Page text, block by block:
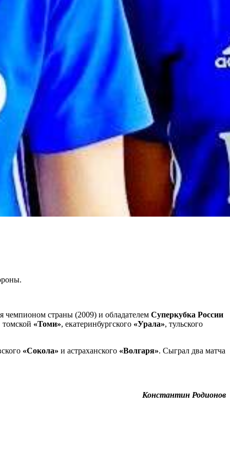
чемпионом страны (2009) и обладателем Суперкубка России
томской «Томи», екатеринбургского «Урала», тульского
«Сокола» и астраханского «Волгаря». Сыграл два матча
Константин Родионов